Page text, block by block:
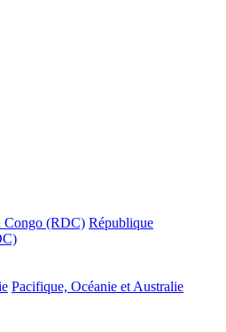
Congo (RDC) République
Pacifique, Océanie et Australie